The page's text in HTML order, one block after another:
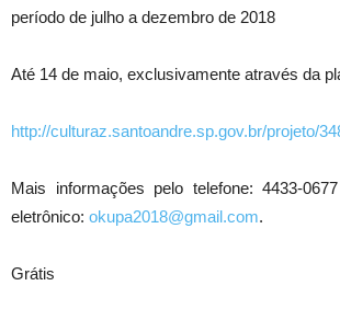
período de julho a dezembro de 2018
Até 14 de maio, exclusivamente através da
http://culturaz.santoandre.sp.gov.br/projeto/
Mais informações pelo telefone: 4433-
eletrônico: okupa2018@gmail.com.
Grátis